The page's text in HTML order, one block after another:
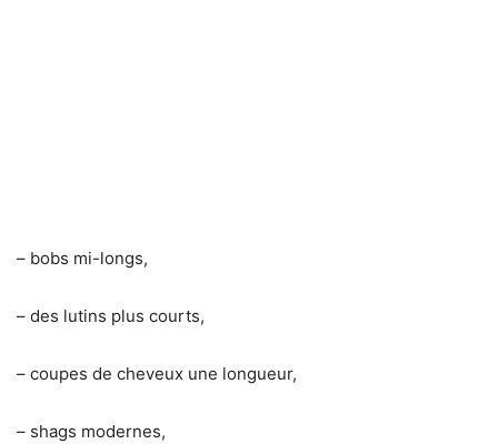
– bobs mi-longs,
– des lutins plus courts,
– coupes de cheveux une longueur,
– shags modernes,